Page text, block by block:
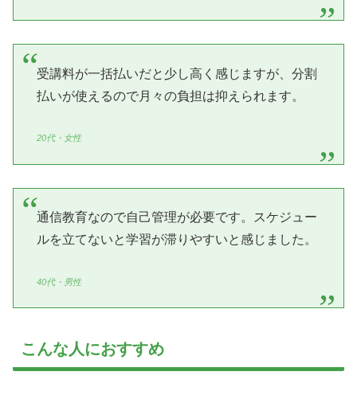
受講料が一括払いだと少し高く感じますが、分割
払いが使えるので月々の負担は抑えられます。
20代・女性
通信教育なので自己管理が必要です。スケジュー
ルを立てないと学習が滞りやすいと感じました。
40代・男性
こんな人におすすめ